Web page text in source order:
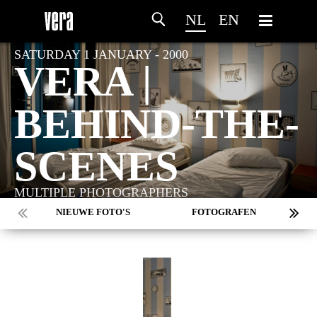
NL EN
SATURDAY 1 JANUARY - 2000
VERA |
BEHIND-THE-
SCENES
MULTIPLE PHOTOGRAPHERS
NIEUWE FOTO'S FOTOGRAFEN
MARC DE KROSSE
JEROEN DEKKER